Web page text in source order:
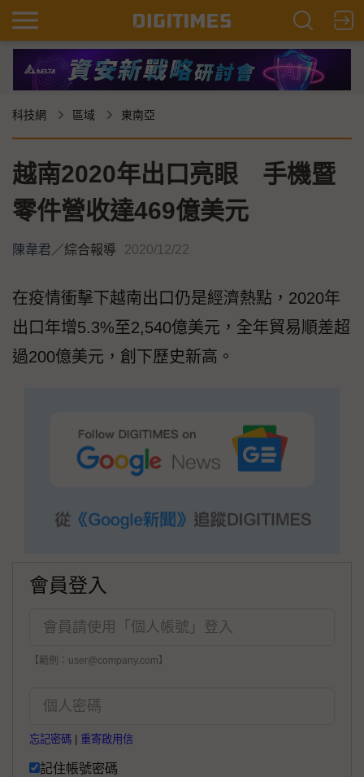
科技網 區域 東南亞
越南2020年出口亮眼 手機暨
零件營收達469億美元
陳韋君／綜合報導 2020/12/22
在疫情衝擊下越南出口仍是經濟熱點，2020年
出口年增5.3%至2,540億美元，全年貿易順差超
過200億美元，創下歷史新高。
會員登入
【範例：user@company.com】
忘記密碼 重寄啟用信
記住帳號密碼